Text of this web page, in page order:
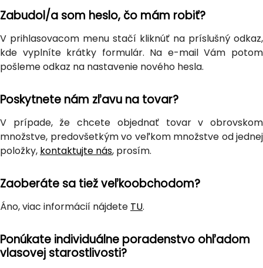
Zabudol/a som heslo, čo mám robiť?
V prihlasovacom menu stačí kliknúť na príslušný odkaz,
kde vyplníte krátky formulár. Na e-mail Vám potom
pošleme odkaz na nastavenie nového hesla.
Poskytnete nám zľavu na tovar?
V prípade, že chcete objednať tovar v obrovskom
množstve, predovšetkým vo veľkom množstve od jednej
položky, kontaktujte nás, prosím.
Zaoberáte sa tiež veľkoobchodom?
Áno, viac informácií nájdete TU.
Ponúkate individuálne poradenstvo ohľadom
vlasovej starostlivosti?